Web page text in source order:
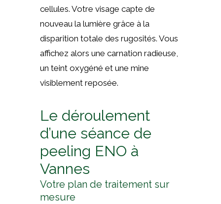
cellules. Votre visage capte de
nouveau la lumière grâce à la
disparition totale des rugosités. Vous
affichez alors une carnation radieuse,
un teint oxygéné et une mine
visiblement reposée.
Le déroulement
d’une séance de
peeling ENO à
Vannes
Votre plan de traitement sur
mesure